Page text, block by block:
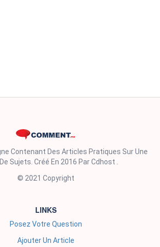
Contenant Des Articles Pratiques Sur Une
Sujets. Créé En 2016 Par Cdhost .
© 2021 Copyright
LINKS
Posez Votre Question
Ajouter Un Article